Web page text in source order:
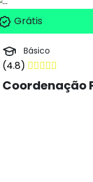
Grátis
Básico
(4.8)
Coordenação